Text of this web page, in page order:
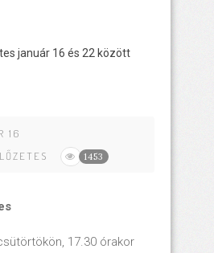
16
1453
17.30 órakor